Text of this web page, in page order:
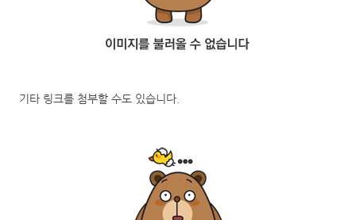
기타 링크를 첨부할 수도 있습니다